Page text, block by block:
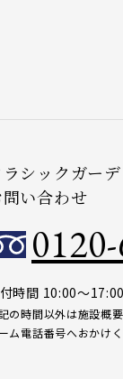
ラシックガー
い合わせ
時間 10:00～17:00
の時間以外は施設概
ム電話番号へおかけく